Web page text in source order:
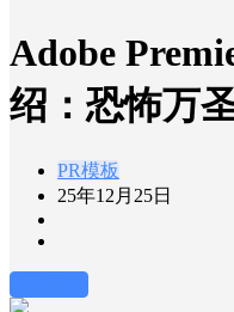
Adobe
绍：恐怖万
PR模板
25年12月25日